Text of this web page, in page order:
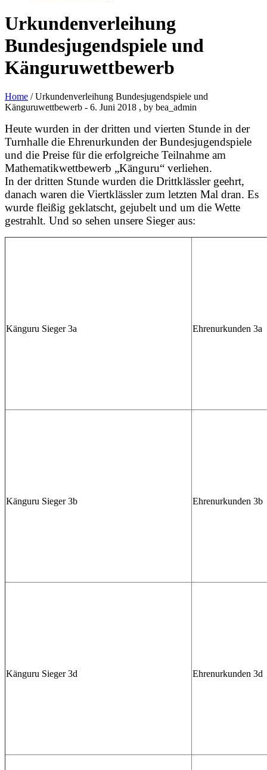
Urkundenverleihung
Bundesjugendspiele und
Känguruwettbewerb
Home / Urkundenverleihung Bundesjugendspiele und
Känguruwettbewerb - 6. Juni 2018 , by bea_admin
Heute wurden in der dritten und vierten Stunde in der
Turnhalle die Ehrenurkunden der Bundesjugendspiele
und die Preise für die erfolgreiche Teilnahme am
Mathematikwettbewerb „Känguru“ verliehen.
In der dritten Stunde wurden die Drittklässler geehrt,
danach waren die Viertklässler zum letzten Mal dran. Es
wurde fleißig geklatscht, gejubelt und um die Wette
gestrahlt. Und so sehen unsere Sieger aus:
Känguru Sieger 3a Ehrenurkunden 3a
Känguru Sieger 3b Ehrenurkunden 3b
Känguru Sieger 3d Ehrenurkunden 3d